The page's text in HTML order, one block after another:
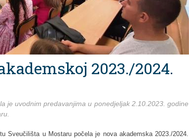
2023./2024.
je uvodnim predavanjima u ponedjeljak 2.10.2023. godine
Sveučilišta u Mostaru počela je nova akademska 2023./2024.